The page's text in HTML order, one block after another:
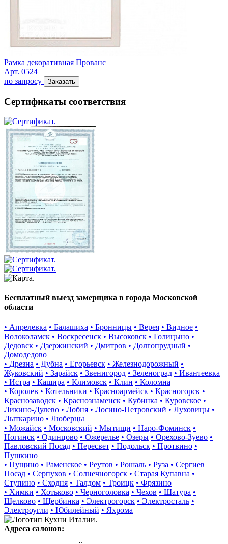
Рамка декоративная Прованс
Арт. 0524
по запросу
Заказать
Сертификаты соответствия
Бесплатный выезд замерщика в города Московской
области
• Апрелевка • Балашиха • Бронницы • Верея • Видное •
Волоколамск • Воскресенск • Высоковск • Голицыно •
Дедовск • Дзержинский • Дмитров • Долгопрудный •
Домодедово
• Дрезна • Дубна • Егорьевск • Железнодорожный •
Жуковский • Зарайск • Звенигород • Зеленоград • Ивантеевка
• Истра • Кашира • Климовск • Клин • Коломна
• Королев • Котельники • Красноармейск • Красногорск •
Краснозаводск • Краснознаменск • Кубинка • Куровское •
Ликино-Дулево • Лобня • Лосино-Петровский • Луховицы •
Лыткарино • Люберцы
• Можайск • Московский • Мытищи • Наро-Фоминск •
Ногинск • Одинцово • Ожерелье • Озеры • Орехово-Зуево •
Павловский Посад • Пересвет • Подольск • Протвино •
Пушкино
• Пущино • Раменское • Реутов • Рошаль • Руза • Сергиев
Посад • Серпухов • Солнечногорск • Старая Купавна •
Ступино • Сходня • Талдом • Троицк • Фрязино
• Химки • Хотьково • Черноголовка • Чехов • Шатура •
Щелково • Щербинка • Электрогорск • Электросталь •
Электроугли • Юбилейный • Яхрома
Адреса салонов: